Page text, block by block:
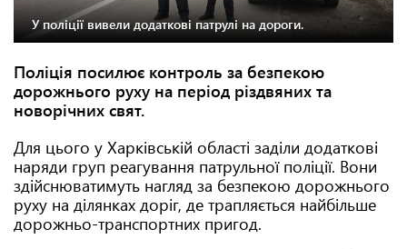
У поліції вивели додаткові патрулі на дороги.
Поліція посилює контроль за безпекою
дорожнього руху на період різдвяних та
новорічних свят.
Для цього у Харківській області заділи додаткові
наряди груп реагування патрульної поліції. Вони
здійснюватимуть нагляд за безпекою дорожнього
руху на ділянках доріг, де трапляється найбільше
дорожньо-транспортних пригод.